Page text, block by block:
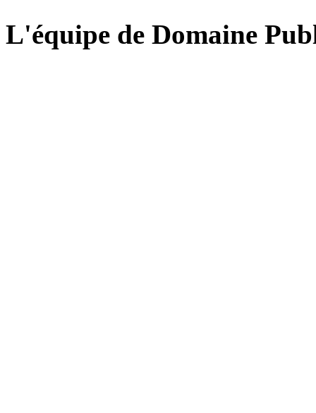
L'équipe de Domaine